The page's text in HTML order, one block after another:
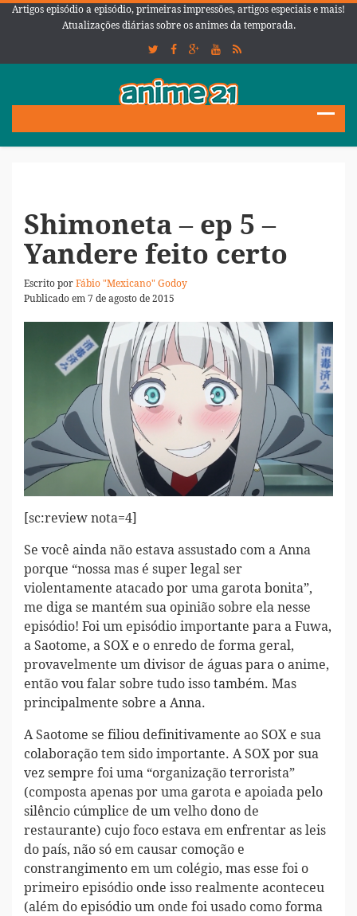
Artigos episódio a episódio, primeiras impressões, artigos especiais e mais!
Atualizações diárias sobre os animes da temporada.
Shimoneta – ep 5 –
Yandere feito certo
Escrito porFábio "Mexicano" Godoy
Publicado em 7 de agosto de 2015
[sc:review nota=4]
Se você ainda não estava assustado com a Anna
porque “nossa mas é super legal ser
violentamente atacado por uma garota bonita”,
me diga se mantém sua opinião sobre ela nesse
episódio! Foi um episódio importante para a Fuwa,
a Saotome, a SOX e o enredo de forma geral,
provavelmente um divisor de águas para o anime,
então vou falar sobre tudo isso também. Mas
principalmente sobre a Anna.
A Saotome se filiou definitivamente ao SOX e sua
colaboração tem sido importante. A SOX por sua
vez sempre foi uma “organização terrorista”
(composta apenas por uma garota e apoiada pelo
silêncio cúmplice de um velho dono de
restaurante) cujo foco estava em enfrentar as leis
do país, não só em causar comoção e
constrangimento em um colégio, mas esse foi o
primeiro episódio onde isso realmente aconteceu
(além do episódio um onde foi usado como forma